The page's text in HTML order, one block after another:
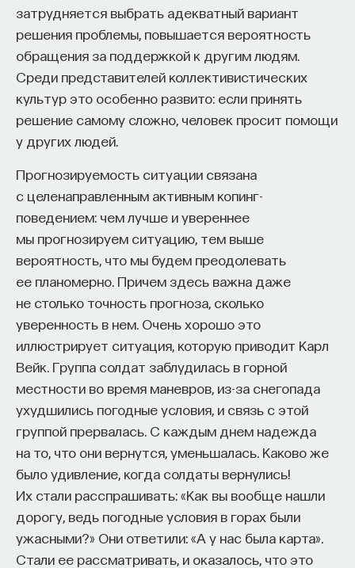
затрудняется выбрать адекватный вариант
решения проблемы, повышается вероятность
обращения за поддержкой к другим людям.
Среди представителей коллективистических
культур это особенно развито: если принять
решение самому сложно, человек просит помощи
у других людей.
Прогнозируемость ситуации связана
с целенаправленным активным копинг-
поведением: чем лучше и увереннее
мы прогнозируем ситуацию, тем выше
вероятность, что мы будем преодолевать
ее планомерно. Причем здесь важна даже
не столько точность прогноза, сколько
уверенность в нем. Очень хорошо это
иллюстрирует ситуация, которую приводит Карл
Вейк. Группа солдат заблудилась в горной
местности во время маневров, из-за снегопада
ухудшились погодные условия, и связь с этой
группой прервалась. С каждым днем надежда
на то, что они вернутся, уменьшалась. Каково же
было удивление, когда солдаты вернулись!
Их стали расспрашивать: «Как вы вообще нашли
дорогу, ведь погодные условия в горах были
ужасными?» Они ответили: «А у нас была карта».
Стали ее рассматривать, и оказалось, что это
Образование работает дольше,
чем кажется
«Тема кажется простой: мы определяем цели,
движемся к ним — и дальше все должно
работать. Но в реальности с целеполаганием все
во временном разрыве, когда результат должен
проявиться через несколько лет. Ключевой
эффект образования не раскрывается в тот
момент, когда выпускник выходит на работу, —
тогда все только начинается. Дальше человек
адаптируется и еще много лет пользуется тем,
что получил в университете. Если задуматься, как
долго он опирается на свое первое образование,
речь идет не о нескольких годах,
а о десятилетиях».
У университета четыре цели
«Мы выделили четыре идеологии образования.
Первая — развитие и трансляция
дисциплинарного знания, где в центре находится
само знание, а не человек и не рынок труда.
Вторая — формирование определенного типа
человека, например человека, способного
Отросток нейрона, передающий сигналы другим
нервным клеткам, а также клеткам мышц
и внутренних органов. У нейрона всегда только
один аксон, который обычно относительно мало
ветвится. Ответвления аксона называются
Синапс
Элементарная единица строения
и функционирования мозга. Синапс обычно
представляет собой контакт между аксоном
одного нейрона и дендритом либо телом другого
нейрона. В синапсах сигналы передаются
с помощью специализированных химических
посредников — медиаторов.
Как наши память, потребности и эмоции